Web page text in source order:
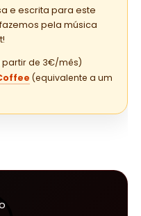
e escrita para este
pela música
partir de 3€/mês)
(equivalente a um